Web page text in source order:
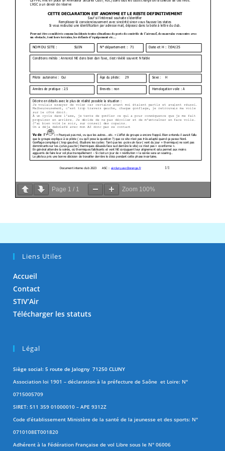
Page 1 / 1 Zoom 100%
Liens Utiles
Accueil
Contact
STIV’Air
Télécharger les statuts
Légal
Siège social: 5 route de Jalogny 71250 CLUNY
Association loi 1901 – déclaration à la préfecture de Saône et Loire: N°
0715005709
SIRET: 511 359 01000010 – APE 9312Z
Code d’établissement Ministère de la santé de la jeunesse et des sports: N°
0710108ET001820
Adhérent à la Fédération Française de vol Libre sous le N° 06006